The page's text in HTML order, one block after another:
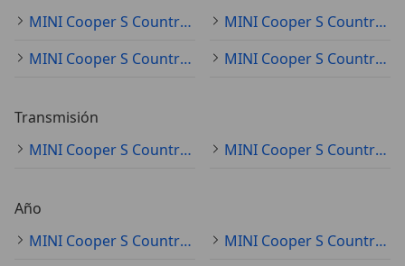
MINI Cooper S Countryman gris
MINI Cooper S Countryman blanco
MINI Cooper S Countryman negro
MINI Cooper S Countryman rojo
Transmisión
MINI Cooper S Countryman automático
MINI Cooper S Countryman manual
Año
MINI Cooper S Countryman 2018
MINI Cooper S Countryman 2016